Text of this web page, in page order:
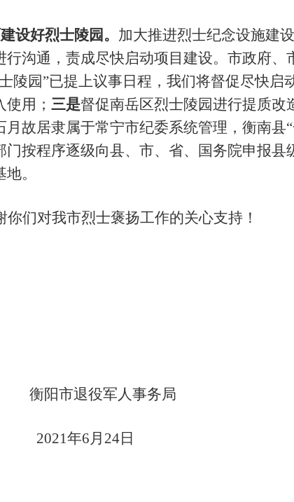
设好烈士陵园。 加大推进烈士纪念设施建设
行沟通，责成尽快启动项目建设。市政府
陵园”已提上议事日程，我们将督促尽快启
用； 三是督促南岳区烈士陵园进行提质改
月故居隶属于常宁市纪委系统管理，衡南
门按程序逐级向县、市、省、国务院申报
。
你们对我市烈士褒扬工作的关心支持！
衡阳市退役军人事务局
2021年6月24日